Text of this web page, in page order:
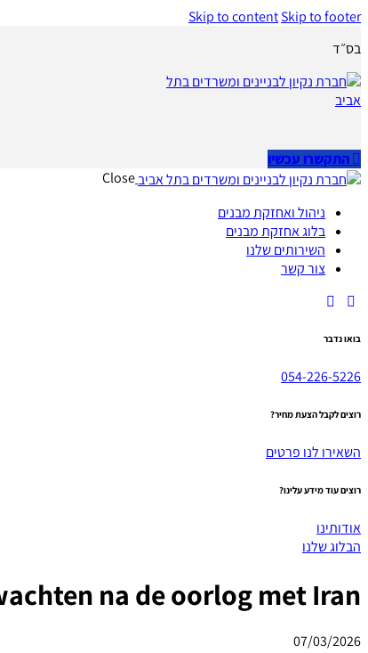
Skip to contentSkip to footer
בס״ד
התקשרו עכשיו
Close
ניהול ואחזקת מבנים
בלוג אחזקת מבנים
השירותים שלנו
צור קשר
בואו נדבר
054-226-5226
רוצים לקבל הצעת מחיר?
השאירו לנו פרטים
רוצים עוד מידע עלינו?
אודותינו
הבלוג שלנו
na de oorlog met Iran?
07/03/2026